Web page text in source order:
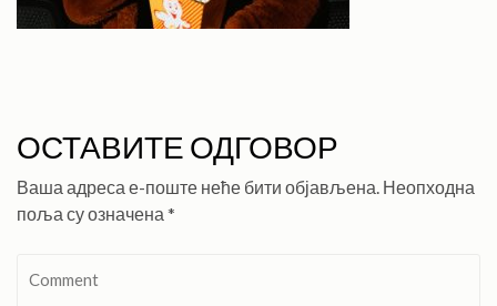
ОСТАВИТЕ ОДГОВОР
Ваша адреса е-поште неће бити објављена. Неопходна
поља су означена *